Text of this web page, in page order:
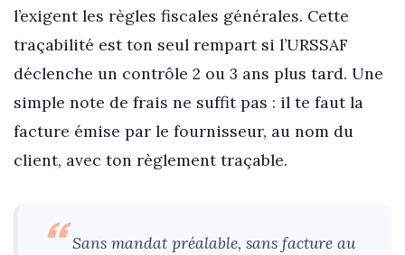
l’exigent les règles fiscales générales. Cette
traçabilité est ton seul rempart si l’URSSAF
déclenche un contrôle 2 ou 3 ans plus tard. Une
simple note de frais ne suffit pas : il te faut la
facture émise par le fournisseur, au nom du
client, avec ton règlement traçable.
Sans mandat préalable, sans facture au